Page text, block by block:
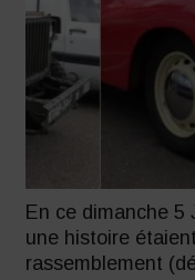
En ce dimanche 5
une histoire
rassemblement